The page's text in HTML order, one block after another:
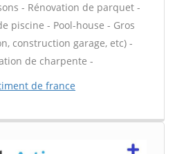
- Rénovation de parquet -
piscine - Pool-house - Gros
construction garage, etc) -
de charpente -
de france